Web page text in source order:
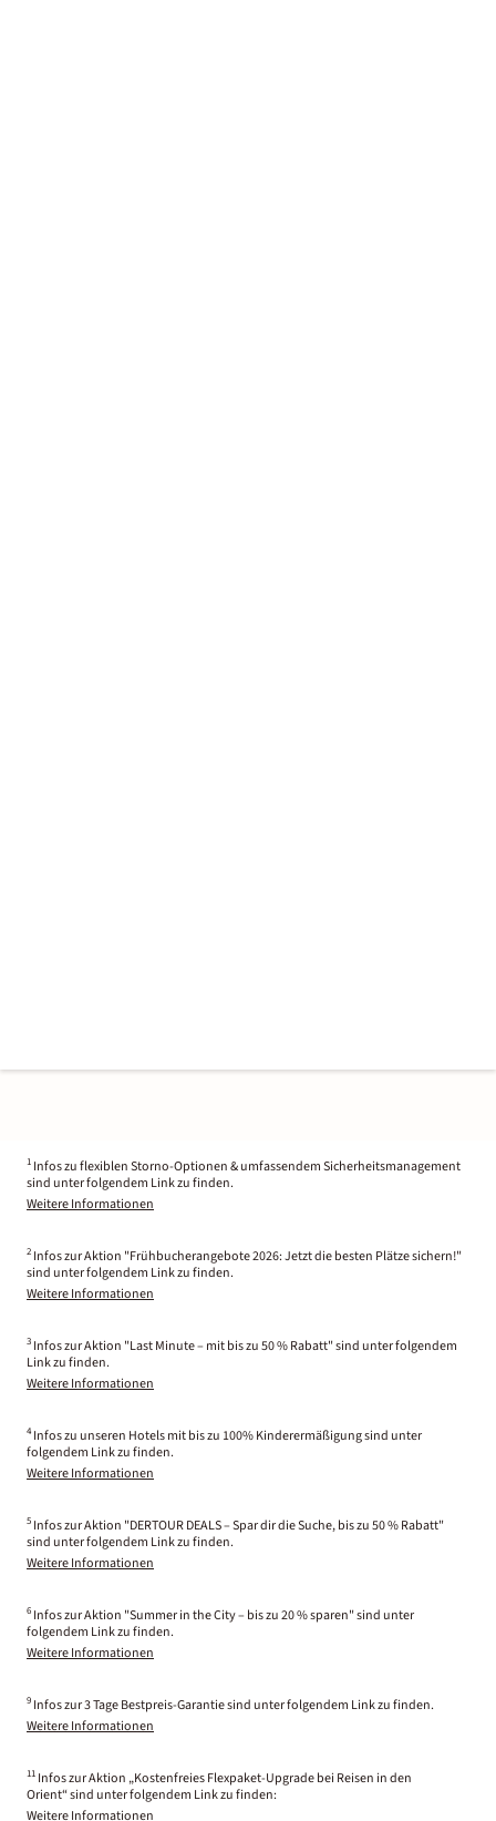
1 Infos zu flexiblen Storno-Optionen & umfassendem Sicherheitsmanagement
sind unter folgendem Link zu finden.
Weitere Informationen
2 Infos zur Aktion "Frühbucherangebote 2026: Jetzt die besten Plätze sichern!"
sind unter folgendem Link zu finden.
Weitere Informationen
3 Infos zur Aktion "Last Minute – mit bis zu 50 % Rabatt" sind unter folgendem
Link zu finden.
Weitere Informationen
4 Infos zu unseren Hotels mit bis zu 100% Kinderermäßigung sind unter
folgendem Link zu finden.
Weitere Informationen
5 Infos zur Aktion "DERTOUR DEALS – Spar dir die Suche, bis zu 50 % Rabatt"
sind unter folgendem Link zu finden.
Weitere Informationen
6 Infos zur Aktion "Summer in the City – bis zu 20 % sparen" sind unter
folgendem Link zu finden.
Weitere Informationen
9 Infos zur 3 Tage Bestpreis-Garantie sind unter folgendem Link zu finden.
Weitere Informationen
11 Infos zur Aktion „Kostenfreies Flexpaket-Upgrade bei Reisen in den
Orient“ sind unter folgendem Link zu finden:
Weitere Informationen